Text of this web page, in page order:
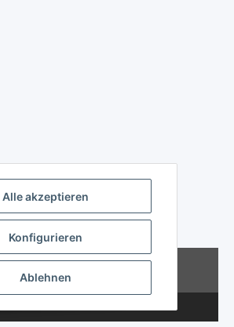
Alle akzeptieren
Konfigurieren
Ablehnen